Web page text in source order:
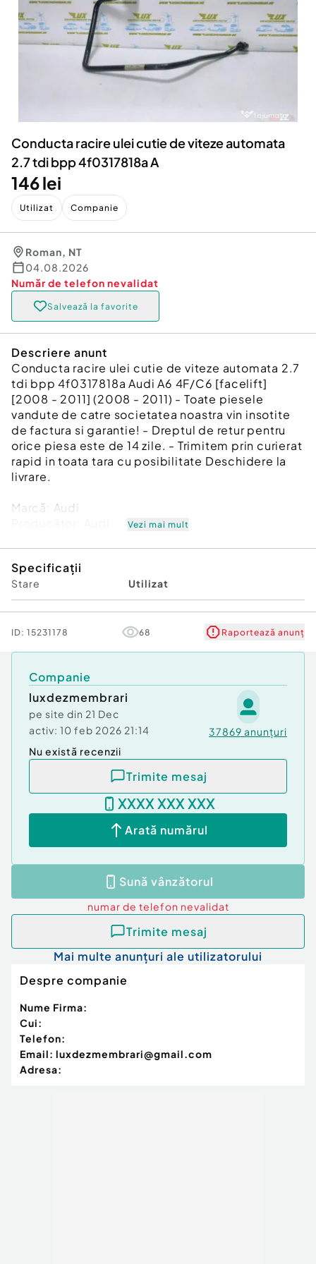
Servicii
Animale de companie
Afaceri și echipamente profesionale
Inchiriere Bunuri si Vehicule
Utilaje agricole si industriale
Piese auto si accesorii
Dacia Duster
Conducta racire ulei cutie de viteze automata
2.7 tdi bpp 4f0317818a A
146 lei
Utilizat Companie
Roman, NT
04.08.2026
Număr de telefon nevalidat
Salvează la favorite
Descriere anunt
Conducta racire ulei cutie de viteze automata 2.7
tdi bpp 4f0317818a Audi A6 4F/C6 [facelift]
[2008 - 2011] (2008 - 2011) - Toate piesele
vandute de catre societatea noastra vin insotite
de factura si garantie! - Dreptul de retur pentru
orice piesa este de 14 zile. - Trimitem prin curierat
rapid in toata tara cu posibilitate Deschidere la
livrare.
Marcă: Audi
automata 2.7 tdi bpp 4f0317818a
Garanție
Vezi mai mult
Specificații
Stare Utilizat
ID: 15231178 68 Raportează anunț
Companie
luxdezmembrari
pe site din 21 Dec
activ: 10 feb 2026 21:14 37869 anunțuri
Nu există recenzii
Trimite mesaj
XXXX XXX XXX
Arată numărul
Sună vânzătorul
numar de telefon nevalidat
Trimite mesaj
Mai multe anunțuri ale utilizatorului
Despre companie
Nume Firma:
Cui:
Telefon:
Email: luxdezmembrari@gmail.com
Adresa: